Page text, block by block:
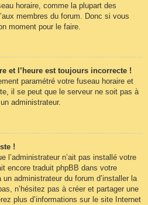
horaire, comme la plupart des
membres du forum. Donc si vous
moment pour le faire.
et l’heure est toujours incorrecte !
paramétré votre fuseau horaire et
il se peut que le serveur ne soit pas à
administrateur.
!
l’administrateur n’ait pas installé votre
encore traduit phpBB dans votre
administrateur du forum d’installer la
n’hésitez pas à créer et partager une
plus d’informations sur le site Internet